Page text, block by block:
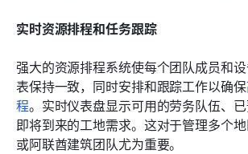
实时资源排程和任务跟踪
强大的资源排程系统使每个团队成员和
表保持一致，同时安排和跟踪工作以确保
程。实时仪表盘显示可用的劳务队伍、
即将到来的工地需求。这对于管理多个
或阿联酋建筑团队尤为重要。